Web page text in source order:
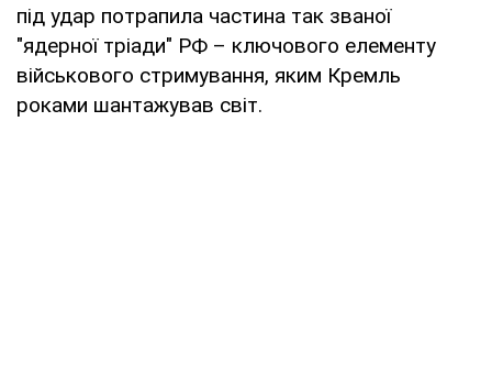
під удар потрапила частина так званої
"ядерної тріади" РФ – ключового елементу
військового стримування, яким Кремль
роками шантажував світ.